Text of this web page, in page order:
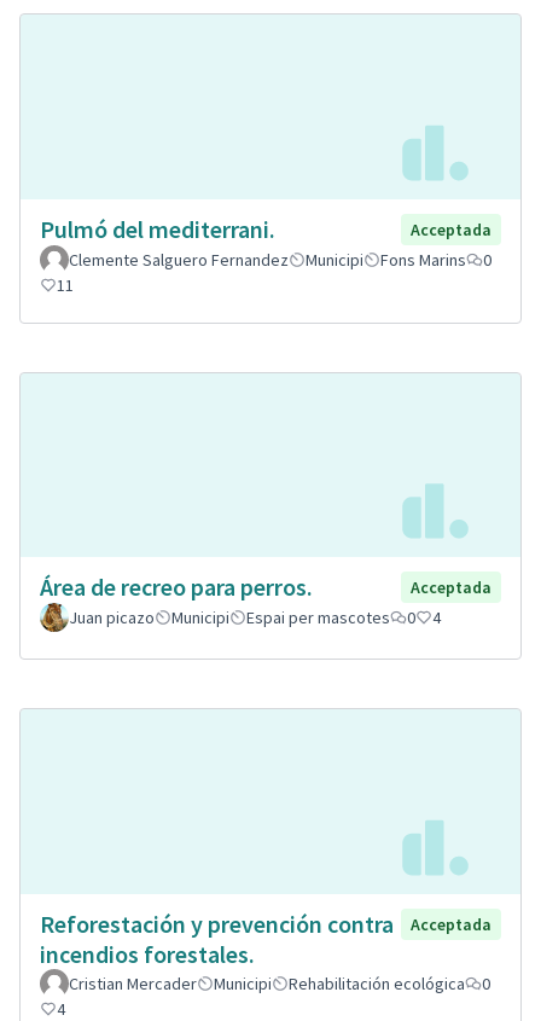
Pulmó del mediterrani.
Acceptada
Clemente Salguero Fernandez
Municipi Fons Marins
0
11
Área de recreo para perros.
Acceptada
Juan picazo
Municipi Espai per mascotes 0 4
Reforestación y prevención contra
incendios forestales.
Acceptada
Cristian Mercader Municipi Rehabilitación ecológica
0
4